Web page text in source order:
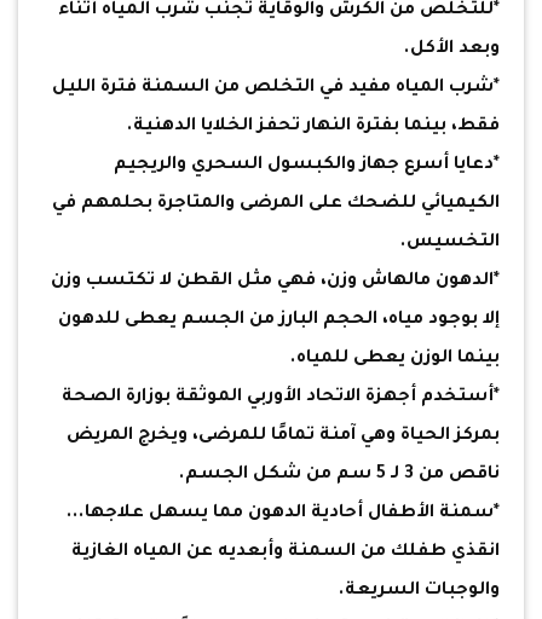
*للتخلص من الكرش والوقاية تجنب شرب المياه أثناء
وبعد الأكل.
*شرب المياه مفيد في التخلص من السمنة فترة الليل
فقط، بينما بفترة النهار تحفز الخلايا الدهنية.
*دعايا أسرع جهاز والكبسول السحري والريجيم
الكيميائي للضحك على المرضى والمتاجرة بحلمهم في
التخسيس.
*الدهون مالهاش وزن، فهي مثل القطن لا تكتسب وزن
إلا بوجود مياه، الحجم البارز من الجسم يعطى للدهون
بينما الوزن يعطى للمياه.
*أستخدم أجهزة الاتحاد الأوربي الموثقة بوزارة الصحة
بمركز الحياة وهي آمنة تمامًا للمرضى، ويخرج المريض
ناقص من 3 لـ 5 سم من شكل الجسم.
*سمنة الأطفال أحادية الدهون مما يسهل علاجها...
انقذي طفلك من السمنة وأبعديه عن المياه الغازية
والوجبات السريعة.